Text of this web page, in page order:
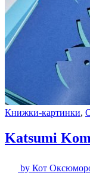
Книжки-картинки,
Katsumi
by Кот